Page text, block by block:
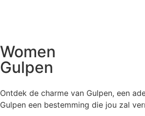
Women
Gulpen
Ontdek de charme van Gulpen, een
Gulpen een bestemming die jou zal